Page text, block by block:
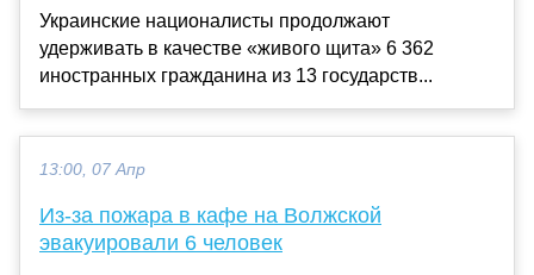
Украинские националисты продолжают
удерживать в качестве «живого щита» 6 362
иностранных гражданина из 13 государств...
13:00, 07 Апр
Из-за пожара в кафе на Волжской
эвакуировали 6 человек